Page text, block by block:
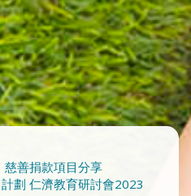
慈善捐款項目分享
劃 仁濟教育研討會2023